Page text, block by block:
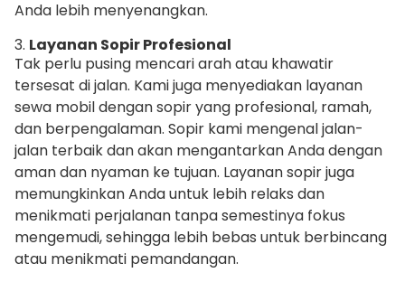
Anda lebih menyenangkan.
3. Layanan Sopir Profesional
Tak perlu pusing mencari arah atau khawatir
tersesat di jalan. Kami juga menyediakan layanan
sewa mobil dengan sopir yang profesional, ramah,
dan berpengalaman. Sopir kami mengenal jalan-
jalan terbaik dan akan mengantarkan Anda dengan
aman dan nyaman ke tujuan. Layanan sopir juga
memungkinkan Anda untuk lebih relaks dan
menikmati perjalanan tanpa semestinya fokus
mengemudi, sehingga lebih bebas untuk berbincang
atau menikmati pemandangan.